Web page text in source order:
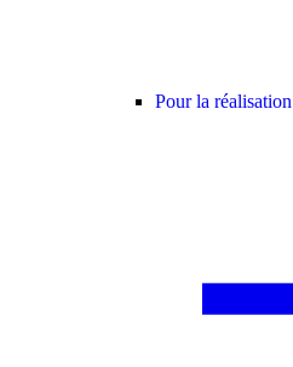
Pour la réalisation